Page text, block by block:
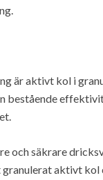
är aktivt kol i
bestående
och säkrare
aktivt kol